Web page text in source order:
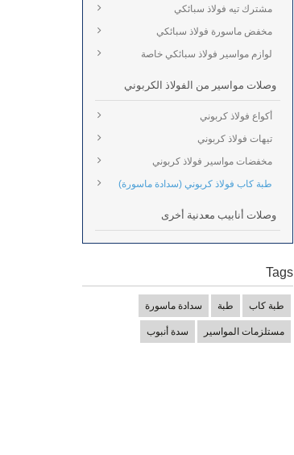
مشترك تيه فولاذ سبائكي
مخفض ماسورة فولاذ سبائكي
لوازم مواسير فولاذ سبائكي خاصة
وصلات مواسير من الفولاذ الكربوني
أكواع فولاذ كربوني
تيهات فولاذ كربوني
مخفضات مواسير فولاذ كربوني
طبة كاب فولاذ كربوني (سدادة ماسورة)
وصلات أنابيب معدنية أخرى
Tags
طبة كاب طبة سدادة ماسورة
مستلزمات المواسير سدة أنبوب